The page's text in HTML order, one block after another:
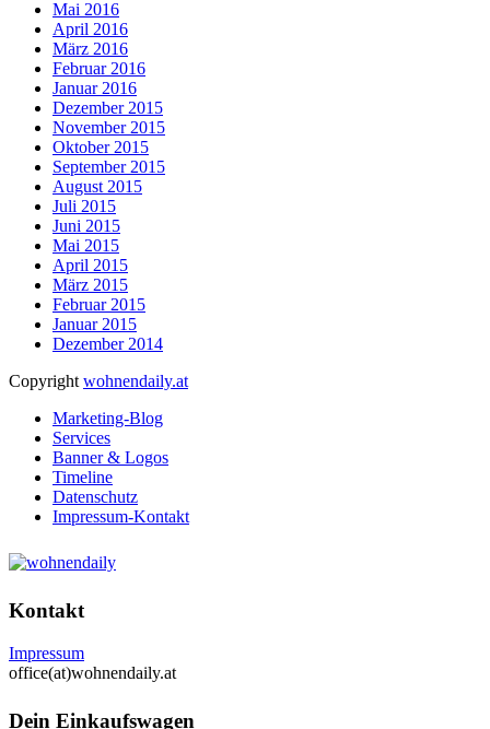
Mai 2016
April 2016
März 2016
Februar 2016
Januar 2016
Dezember 2015
November 2015
Oktober 2015
September 2015
August 2015
Juli 2015
Juni 2015
Mai 2015
April 2015
März 2015
Februar 2015
Januar 2015
Dezember 2014
Copyright wohnendaily.at
Marketing-Blog
Services
Banner & Logos
Timeline
Datenschutz
Impressum-Kontakt
Kontakt
Impressum
office(at)wohnendaily.at
Dein Einkaufswagen